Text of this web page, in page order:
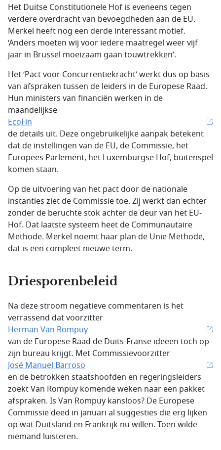
Het Duitse Constitutionele Hof is eveneens tegen
verdere overdracht van bevoegdheden aan de EU.
Merkel heeft nog een derde interessant motief.
‘Anders moeten wij voor iedere maatregel weer vijf
jaar in Brussel moeizaam gaan touwtrekken’.
Het ‘Pact voor Concurrentiekracht’ werkt dus op basis
van afspraken tussen de leiders in de Europese Raad.
Hun ministers van financiën werken in de
maandelijkse
EcoFin
de details uit. Deze ongebruikelijke aanpak betekent
dat de instellingen van de EU, de Commissie, het
Europees Parlement, het Luxemburgse Hof, buitenspel
komen staan.
Op de uitvoering van het pact door de nationale
instanties ziet de Commissie toe. Zij werkt dan echter
zonder de beruchte stok achter de deur van het EU-
Hof. Dat laatste systeem heet de Communautaire
Methode. Merkel noemt haar plan de Unie Methode,
dat is een compleet nieuwe term.
Driesporenbeleid
Na deze stroom negatieve commentaren is het
verrassend dat voorzitter
Herman Van Rompuy
van de Europese Raad de Duits-Franse ideeën toch op
zijn bureau krijgt. Met Commissievoorzitter
José Manuel Barroso
en de betrokken staatshoofden en regeringsleiders
zoekt Van Rompuy komende weken naar een pakket
afspraken. Is Van Rompuy kansloos? De Europese
Commissie deed in januari al suggesties die erg lijken
op wat Duitsland en Frankrijk nu willen. Toen wilde
niemand luisteren.